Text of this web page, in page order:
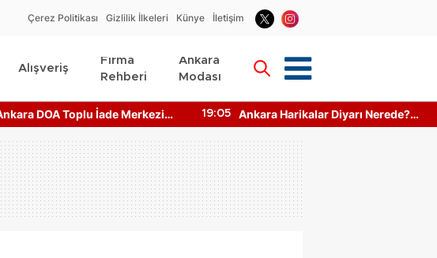
Çerez Politikası Gizlilik İlkeleri Künye İletişim
Alışveriş
Firma
Rehberi
Ankara
Modası
Harikalar Diyarı Nerede?
Ücretleri Ne Kadar?
19:10
Ankara Toplu Taşıma Saatleri
Bilgisine Nasıl Ulaşılır?